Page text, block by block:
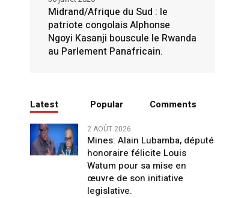
Midrand/Afrique du Sud : le
patriote congolais Alphonse
Ngoyi Kasanji bouscule le Rwanda
au Parlement Panafricain.
Latest Popular Comments
2 AOÛT 2026
Mines: Alain Lubamba, député
honoraire félicite Louis
Watum pour sa mise en
œuvre de son initiative
legislative.